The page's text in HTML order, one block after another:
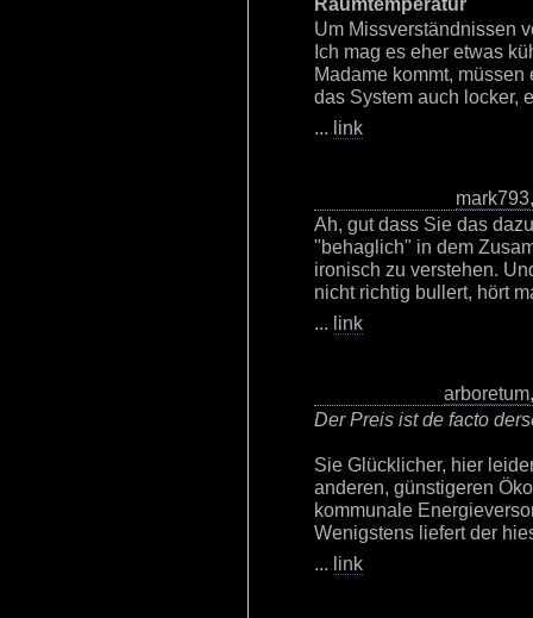
Um Missverständnissen
Ich mag es eher etwas
Madame kommt,
das System auch locker,
... link
mark793
Ah, gut dass Sie das
"behaglich" in dem
ironisch zu verstehen.
nicht richtig bullert, hört
... link
arboretum
Der Preis ist de facto
Sie Glücklicher, hier
anderen, günstigeren
kommunale
Wenigstens liefert der
... link